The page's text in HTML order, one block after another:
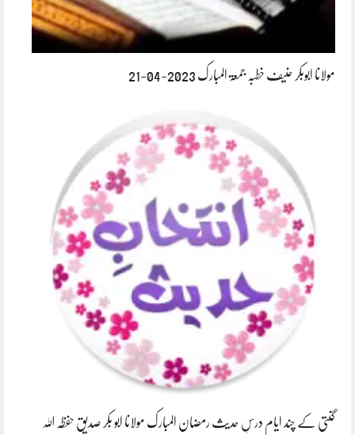
مولانا ابوبکر حنیف خطبہ جمعۃ المبارک 2023-04-21
گنتی کے چند ایام درسِ حدیث رمضان المبارک مولانا ابو بکر صدیق حفظہ اللہ